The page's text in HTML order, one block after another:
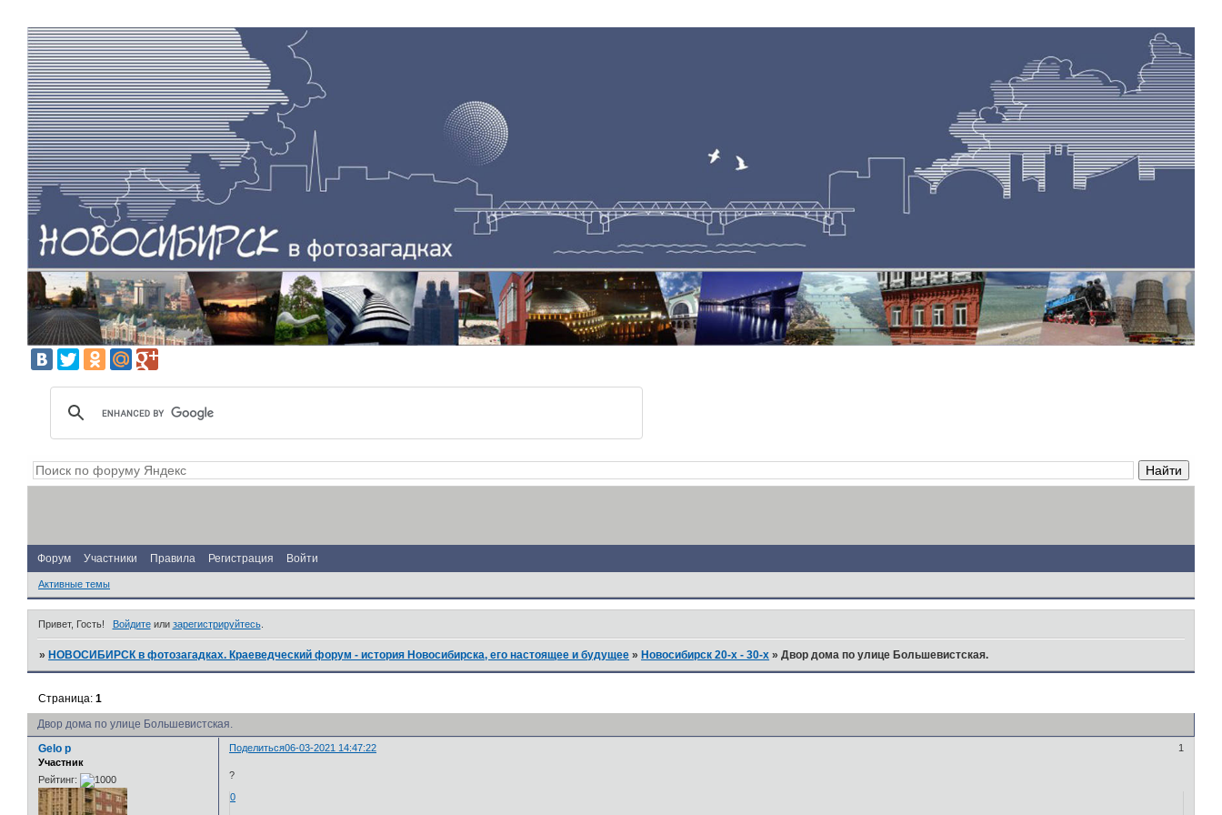
Форум Участники Правила Регистрация Войти
Активные темы
Привет, Гость! Войдитеили зарегистрируйтесь.
»НОВОСИБИРСК в фотозагадках. Краеведческий форум - история Новосибирска, его настоящее и будущее »Новосибирск 20-х - 30-х »Двор дома по улице Большевистская.
Двор дома по улице Большевистская.
Страница:1
Поделиться 1
06-03-2021 14:47:22
Gelo p
Участник
Рейтинг:
?
0